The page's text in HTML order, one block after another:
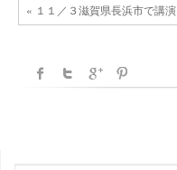
« １１／３滋賀県長浜市で講演